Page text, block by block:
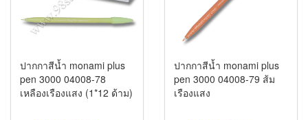
ปากกาสีน้ำ monami plus
pen 3000 04008-78
เหลืองเรืองแสง (1*12 ด้าม)
ปากกาสีน้ำ monami plus
pen 3000 04008-79 ส้ม
เรืองแสง